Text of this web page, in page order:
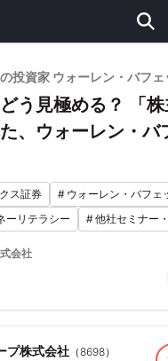
投資家 ウォーレン・バフ
う見極める？ 「
、ウォーレン・バ
ス証券 # ウォーレン・バフェ
ーリテラシー #他社セミナー
会社
プ株式会社 （8698）